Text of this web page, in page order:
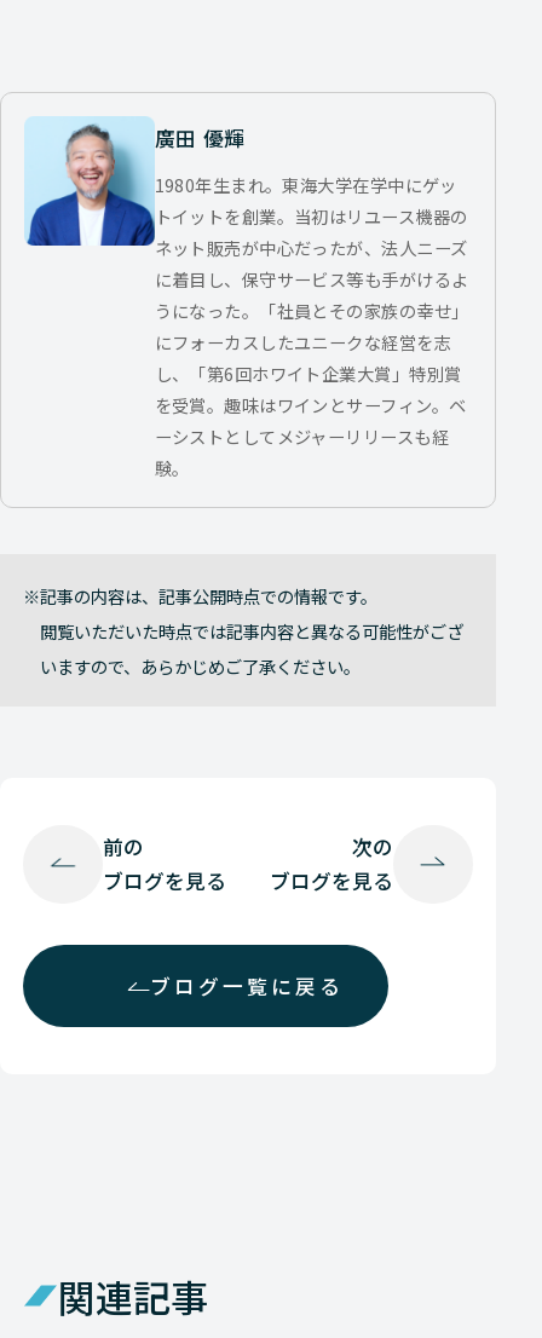
廣田 優輝
1980年生まれ。東海大学在学中にゲッ
トイットを創業。当初はリユース機器の
ネット販売が中心だったが、法人ニーズ
に着目し、保守サービス等も手がけるよ
うになった。「社員とその家族の幸せ」
にフォーカスしたユニークな経営を志
し、「第6回ホワイト企業大賞」特別賞
を受賞。趣味はワインとサーフィン。ベ
ーシストとしてメジャーリリースも経
験。
記事の内容は、記事公開時点での情報です。
閲覧いただいた時点では記事内容と異なる可能性がござ
いますので、あらかじめご了承ください。
前の
ブログを見る
ブログ一覧に戻る
次の
ブログを見る
関連記事